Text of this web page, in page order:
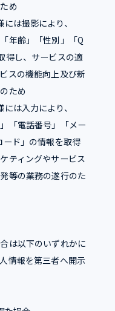
め
は撮影により、
年齢」「性別」「Q
得し、サービスの適
スの機能向上及び新
ため
は入力により、
「電話番号」「メー
ード」の情報を取得
ティングやサービス
等の業務の遂行のた
は以下のいずれかに
情報を第三者へ開示